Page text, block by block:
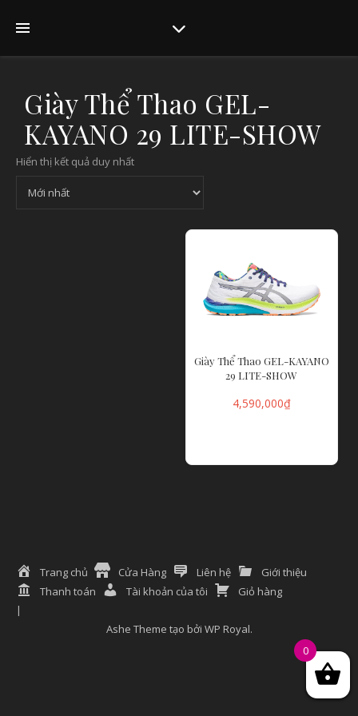
Giày Thể Thao GEL-
KAYANO 29 LITE-SHOW
Hiển thị kết quả duy nhất
Giày Thể Thao GEL-KAYANO
29 LITE-SHOW
4,590,000₫
Trang chủ Cửa Hàng Liên hệ
Giới thiệu
Thanh toán
Tài khoản của tôi Giỏ hàng
Ashe Theme tạo bởi WP Royal.
0